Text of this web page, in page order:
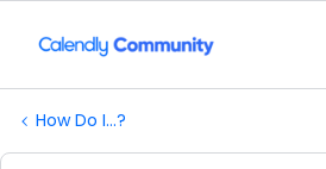
How Do I...?